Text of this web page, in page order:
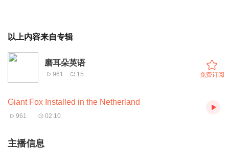
以上内容来自专辑
磨耳朵英语
961 15 免费订阅
Giant Fox Installed in the Netherland
961 02:10
主播信息